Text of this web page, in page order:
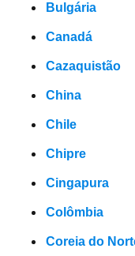
Bulgária
Canadá
Cazaquistão
China
Chile
Chipre
Cingapura
Colômbia
Coreia do